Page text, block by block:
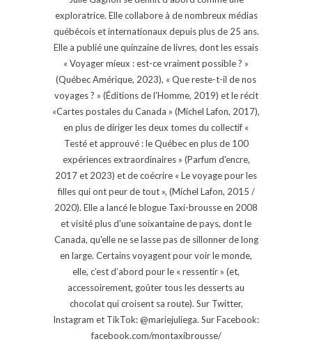
exploratrice. Elle collabore à de nombreux médias
québécois et internationaux depuis plus de 25 ans.
Elle a publié une quinzaine de livres, dont les essais
« Voyager mieux : est-ce vraiment possible ? »
(Québec Amérique, 2023), « Que reste-t-il de nos
voyages ? » (Éditions de l'Homme, 2019) et le récit
«Cartes postales du Canada » (Michel Lafon, 2017),
en plus de diriger les deux tomes du collectif «
Testé et approuvé : le Québec en plus de 100
expériences extraordinaires » (Parfum d'encre,
2017 et 2023) et de coécrire « Le voyage pour les
filles qui ont peur de tout », (Michel Lafon, 2015 /
2020). Elle a lancé le blogue Taxi-brousse en 2008
et visité plus d'une soixantaine de pays, dont le
Canada, qu'elle ne se lasse pas de sillonner de long
en large. Certains voyagent pour voir le monde,
elle, c’est d’abord pour le « ressentir » (et,
accessoirement, goûter tous les desserts au
chocolat qui croisent sa route). Sur Twitter,
Instagram et TikTok: @mariejuliega. Sur Facebook:
facebook.com/montaxibrousse/